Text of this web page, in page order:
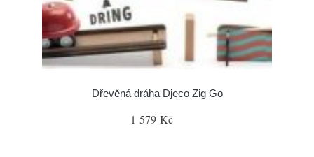
Dřevěná dráha Djeco Zig Go
1 579 Kč